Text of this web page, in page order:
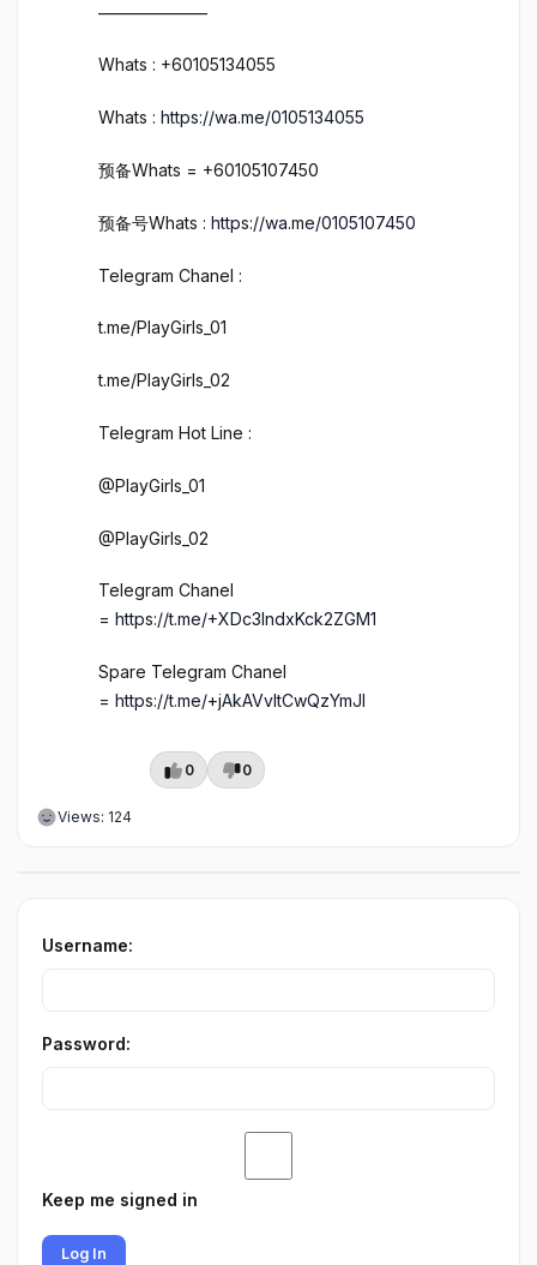
——————–
Whats : +60105134055
Whats : https://wa.me/0105134055
预备Whats = +60105107450
预备号Whats : https://wa.me/0105107450
Telegram Chanel :
t.me/PlayGirls_01
t.me/PlayGirls_02
Telegram Hot Line :
@PlayGirls_01
@PlayGirls_02
Telegram Chanel
= https://t.me/+XDc3lndxKck2ZGM1
Spare Telegram Chanel
= https://t.me/+jAkAVvItCwQzYmJl
0 0
Views: 124
Username:
Password:
Keep me signed in
Log In